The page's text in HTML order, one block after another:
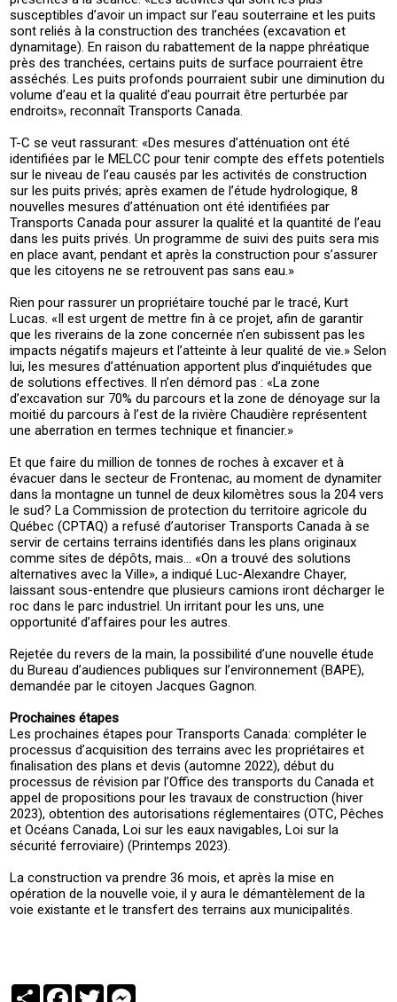
susceptibles d’avoir un impact sur l’eau souterraine et les puits
sont reliés à la construction des tranchées (excavation et
dynamitage). En raison du rabattement de la nappe phréatique
près des tranchées, certains puits de surface pourraient être
asséchés. Les puits profonds pourraient subir une diminution du
volume d’eau et la qualité d’eau pourrait être perturbée par
endroits», reconnaît Transports Canada.
T-C se veut rassurant: «Des mesures d’atténuation ont été
identifiées par le MELCC pour tenir compte des effets potentiels
sur le niveau de l’eau causés par les activités de construction
sur les puits privés; après examen de l’étude hydrologique, 8
nouvelles mesures d’atténuation ont été identifiées par
Transports Canada pour assurer la qualité et la quantité de l’eau
dans les puits privés. Un programme de suivi des puits sera mis
en place avant, pendant et après la construction pour s’assurer
que les citoyens ne se retrouvent pas sans eau.»
Rien pour rassurer un propriétaire touché par le tracé, Kurt
Lucas. «Il est urgent de mettre fin à ce projet, afin de garantir
que les riverains de la zone concernée n’en subissent pas les
impacts négatifs majeurs et l’atteinte à leur qualité de vie.» Selon
lui, les mesures d’atténuation apportent plus d’inquiétudes que
de solutions effectives. Il n’en démord pas : «La zone
d’excavation sur 70% du parcours et la zone de dénoyage sur la
moitié du parcours à l’est de la rivière Chaudière représentent
une aberration en termes technique et financier.»
Et que faire du million de tonnes de roches à excaver et à
évacuer dans le secteur de Frontenac, au moment de dynamiter
dans la montagne un tunnel de deux kilomètres sous la 204 vers
le sud? La Commission de protection du territoire agricole du
Québec (CPTAQ) a refusé d’autoriser Transports Canada à se
servir de certains terrains identifiés dans les plans originaux
comme sites de dépôts, mais… «On a trouvé des solutions
alternatives avec la Ville», a indiqué Luc-Alexandre Chayer,
laissant sous-entendre que plusieurs camions iront décharger le
roc dans le parc industriel. Un irritant pour les uns, une
opportunité d’affaires pour les autres.
Rejetée du revers de la main, la possibilité d’une nouvelle étude
du Bureau d’audiences publiques sur l’environnement (BAPE),
demandée par le citoyen Jacques Gagnon.
Prochaines étapes
Les prochaines étapes pour Transports Canada: compléter le
processus d’acquisition des terrains avec les propriétaires et
finalisation des plans et devis (automne 2022), début du
processus de révision par l’Office des transports du Canada et
appel de propositions pour les travaux de construction (hiver
2023), obtention des autorisations réglementaires (OTC, Pêches
et Océans Canada, Loi sur les eaux navigables, Loi sur la
sécurité ferroviaire) (Printemps 2023).
La construction va prendre 36 mois, et après la mise en
opération de la nouvelle voie, il y aura le démantèlement de la
voie existante et le transfert des terrains aux municipalités.
PartagerFacebook
Twitter